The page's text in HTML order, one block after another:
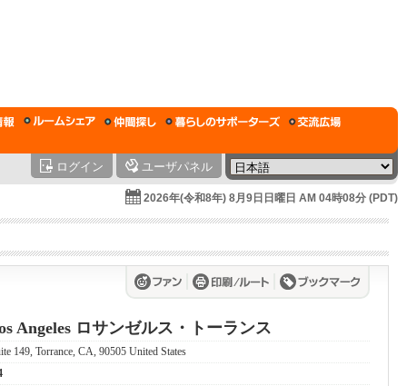
ログイン ユーザパネル
2026年(令和8年) 8月9日日曜日 AM 04時08分 (PDT)
Angeles ロサンゼルス・トーランス
149, Torrance, CA, 90505 United States